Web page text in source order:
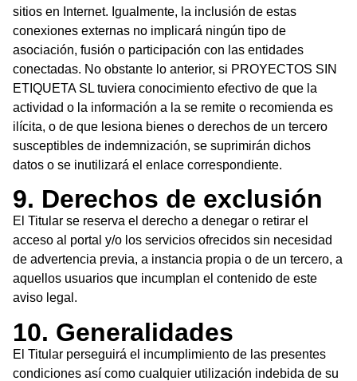
sitios en Internet. Igualmente, la inclusión de estas
conexiones externas no implicará ningún tipo de
asociación, fusión o participación con las entidades
conectadas. No obstante lo anterior, si PROYECTOS SIN
ETIQUETA SL tuviera conocimiento efectivo de que la
actividad o la información a la se remite o recomienda es
ilícita, o de que lesiona bienes o derechos de un tercero
susceptibles de indemnización, se suprimirán dichos
datos o se inutilizará el enlace correspondiente.
9. Derechos de exclusión
El Titular se reserva el derecho a denegar o retirar el
acceso al portal y/o los servicios ofrecidos sin necesidad
de advertencia previa, a instancia propia o de un tercero, a
aquellos usuarios que incumplan el contenido de este
aviso legal.
10. Generalidades
El Titular perseguirá el incumplimiento de las presentes
condiciones así como cualquier utilización indebida de su